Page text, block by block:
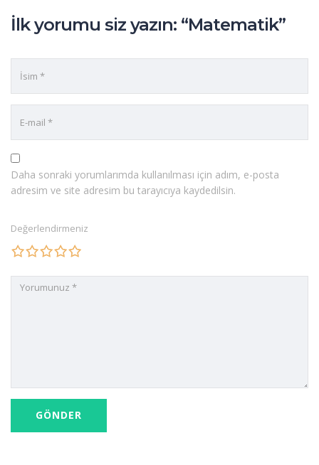
İlk yorumu siz yazın: “Matematik”
Daha sonraki yorumlarımda kullanılması için adım, e-posta
adresim ve site adresim bu tarayıcıya kaydedilsin.
Değerlendirmeniz